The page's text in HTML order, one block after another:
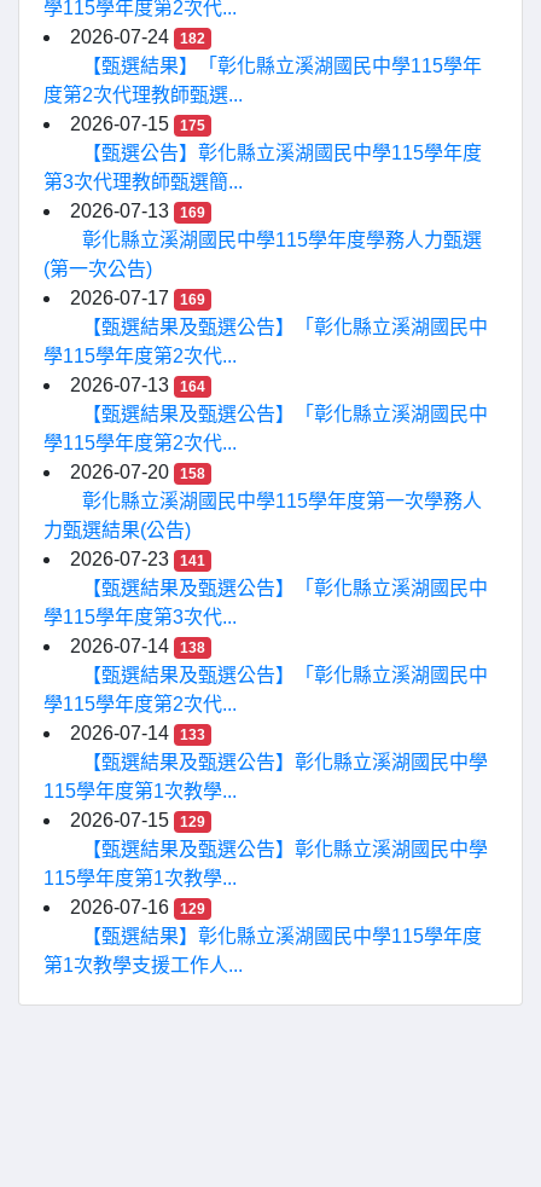
學115學年度第2次代...
2026-07-24
182
【甄選結果】「彰化縣立溪湖國民中學115學年
度第2次代理教師甄選...
2026-07-15
175
【甄選公告】彰化縣立溪湖國民中學115學年度
第3次代理教師甄選簡...
2026-07-13
169
彰化縣立溪湖國民中學115學年度學務人力甄選
(第一次公告)
2026-07-17
169
【甄選結果及甄選公告】「彰化縣立溪湖國民中
學115學年度第2次代...
2026-07-13
164
【甄選結果及甄選公告】「彰化縣立溪湖國民中
學115學年度第2次代...
2026-07-20
158
彰化縣立溪湖國民中學115學年度第一次學務人
力甄選結果(公告)
2026-07-23
141
【甄選結果及甄選公告】「彰化縣立溪湖國民中
學115學年度第3次代...
2026-07-14
138
【甄選結果及甄選公告】「彰化縣立溪湖國民中
學115學年度第2次代...
2026-07-14
133
【甄選結果及甄選公告】彰化縣立溪湖國民中學
115學年度第1次教學...
2026-07-15
129
【甄選結果及甄選公告】彰化縣立溪湖國民中學
115學年度第1次教學...
2026-07-16
129
【甄選結果】彰化縣立溪湖國民中學115學年度
第1次教學支援工作人...